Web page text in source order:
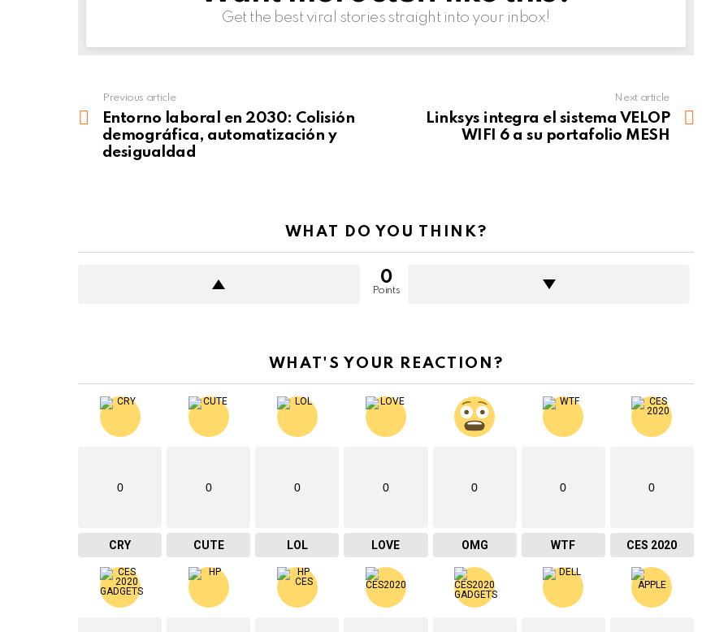
Get the best viral stories straight into your inbox!
more
Previous article
Entorno laboral en 2030: Colisión
demográfica, automatización y
desigualdad
Next article
Linksys integra el sistema VELOP
WIFI 6 a su portafolio MESH
WHAT DO YOU THINK?
0
Points
WHAT'S YOUR REACTION?
0
CRY
0
CUTE
0
LOL
0
LOVE
0
OMG
0
WTF
0
CES 2020